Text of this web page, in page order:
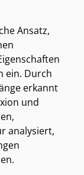
Ansatz,
ein. Durch
erkannt
und
analysiert,